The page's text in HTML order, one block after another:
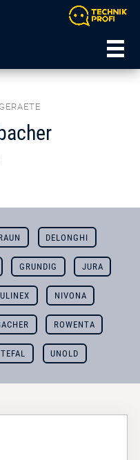
DELONGHI
GRUNDIG JURA
NIVONA
ROWENTA
TEFAL UNOLD